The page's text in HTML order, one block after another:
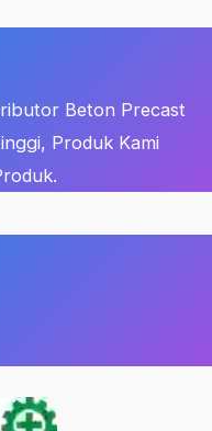
Beton Precast
Produk Kami